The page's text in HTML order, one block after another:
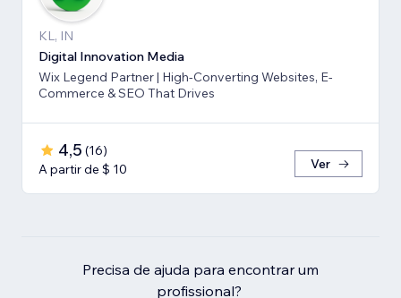
KL, IN
Digital Innovation Media
Wix Legend Partner | High-Converting Websites, E-
Commerce & SEO That Drives
4,5 (16)
A partir de $ 10
Ver
Precisa de ajuda para encontrar um
profissional?